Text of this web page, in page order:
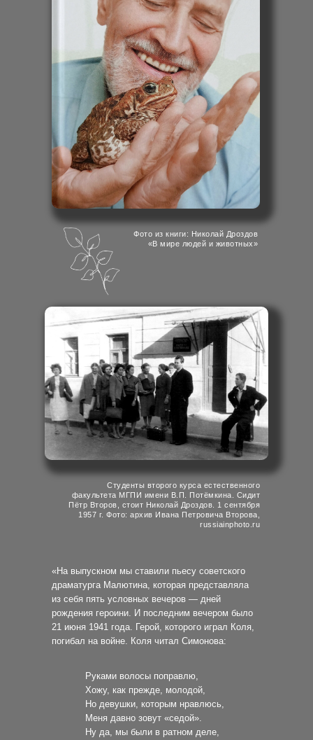
Студенты второго курса естественного
факультета МГПИ имени В.П. Потёмкина. Сидит
Пётр Второв, стоит Николай Дроздов. 1 сентября
1957 г. Фото: архив Ивана Петровича Второва,
russiainphoto.ru
«На выпускном мы ставили пьесу советского
драматурга Малютина, которая представляла
из себя пять условных вечеров — дней
рождения героини. И последним вечером было
21 июня 1941 года. Герой, которого играл Коля,
погибал на войне. Коля читал Симонова:
Руками волосы поправлю,
Хожу, как прежде, молодой,
Но девушки, которым нравлюсь,
Меня давно зовут «седой».
Ну да, мы были в ратном деле,
Фото из книги: Николай Дроздов
«В мире людей и животных»